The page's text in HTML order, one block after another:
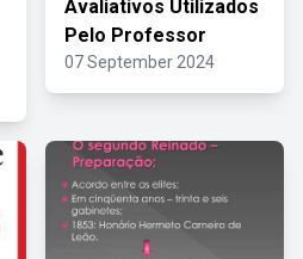
Avaliativos Utilizados
Pelo Professor
07 September 2024